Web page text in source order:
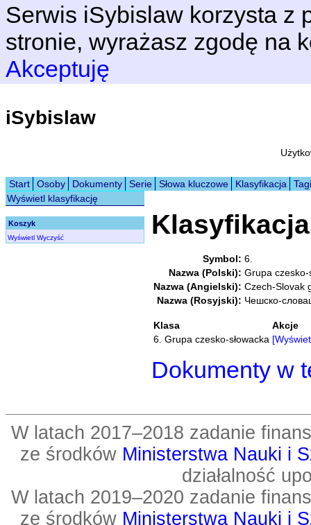
Serwis iSybislaw korzysta z
stronie, wyrażasz zgodę na
Akceptuję
iSybislaw
Start Osoby Dokumenty Serie Słowa kluczowe Klasyfikacja
Tagi
Wyświetl klasyfikację
Koszyk
Wyświetl Wyczyść Klasyfikacja
Symbol: 6.
Nazwa (Polski): Grupa czesko-
Nazwa (Angielski): Czech-Slovak
Nazwa (Rosyjski): Чешско-
Klasa
Akcje
6. Grupa czesko-słowacka
Dokumenty w
W latach 2017–2018 zadanie
ze środków Ministerstwa Nauki i
działalność
W latach 2019–2020 zadanie
ze środków Ministerstwa Nauki i